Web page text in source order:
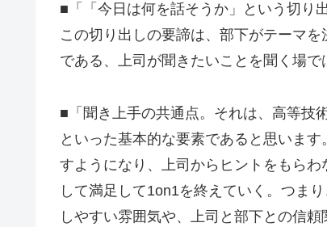
■「「今日は何を話そうか」という切り
この切り出しの要諦は、部下がテーマ
である、上司が聞きたいことを聞く場で
■「聞き上手の共通点。それは、高等技
といった基本的な要素であると思いま
すようになり、上司からヒントをもら
して満足して1on1を終えていく。つま
しやすい雰囲気や、上司と部下との信